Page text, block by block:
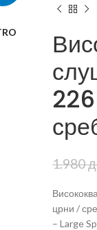
1.980
црни /
– Large